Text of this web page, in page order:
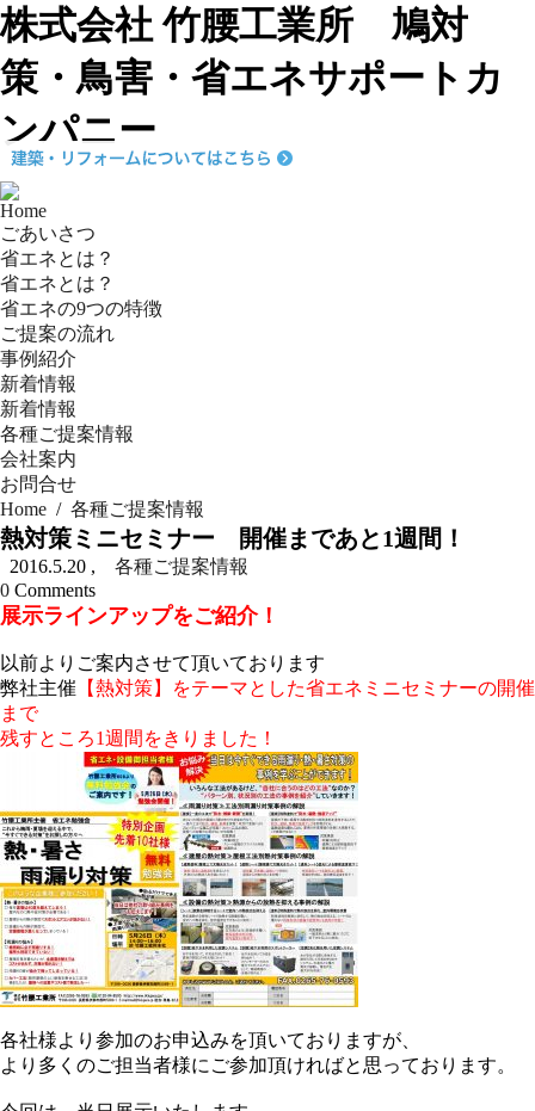
株式会社 竹腰工業所 鳩対
策・鳥害・省エネサポートカ
ンパニー
Home
ごあいさつ
省エネとは？
省エネとは？
省エネの9つの特徴
ご提案の流れ
事例紹介
新着情報
新着情報
各種ご提案情報
会社案内
お問合せ
Home / 各種ご提案情報
熱対策ミニセミナー 開催まであと1週間！
2016.5.20 ,
各種ご提案情報
0 Comments
展示ラインアップをご紹介！
以前よりご案内させて頂いております
弊社主催 【熱対策】をテーマとした省エネミニセミナーの開催
まで
残すところ1週間をきりました！
各社様より参加のお申込みを頂いておりますが、
より多くのご担当者様にご参加頂ければと思っております。